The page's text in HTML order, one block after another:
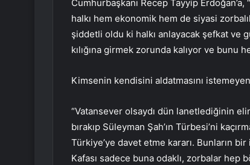
Cumhurbaşkanı Recep Tayyip
halkı hem ekonomik hem de siyasi
şiddetli oldu ki halkı anlayacak şefkat ve
kılığına girmek zorunda kalıyor ve bunu
Kimsenin kendisini aldatmasını
“Vatansever olsaydı dün lanetlediğinin
bırakıp Süleyman Şah’ın Türbesi’ni
Türkiye’ye davet etme kararı. Bunların
Kafası sadece buna odaklı, zorbalar